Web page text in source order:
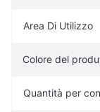
Area Di Utilizzo
Colore del
Quantità per